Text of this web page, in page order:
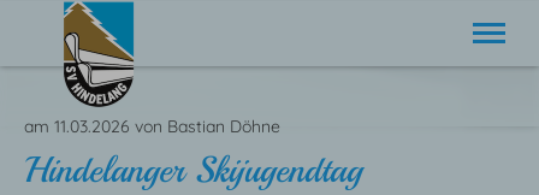
Alpin
Nordisch
Verein
Aktuelles
am 11.03.2026 von Bastian Döhne
Hindelanger Skijugendtag